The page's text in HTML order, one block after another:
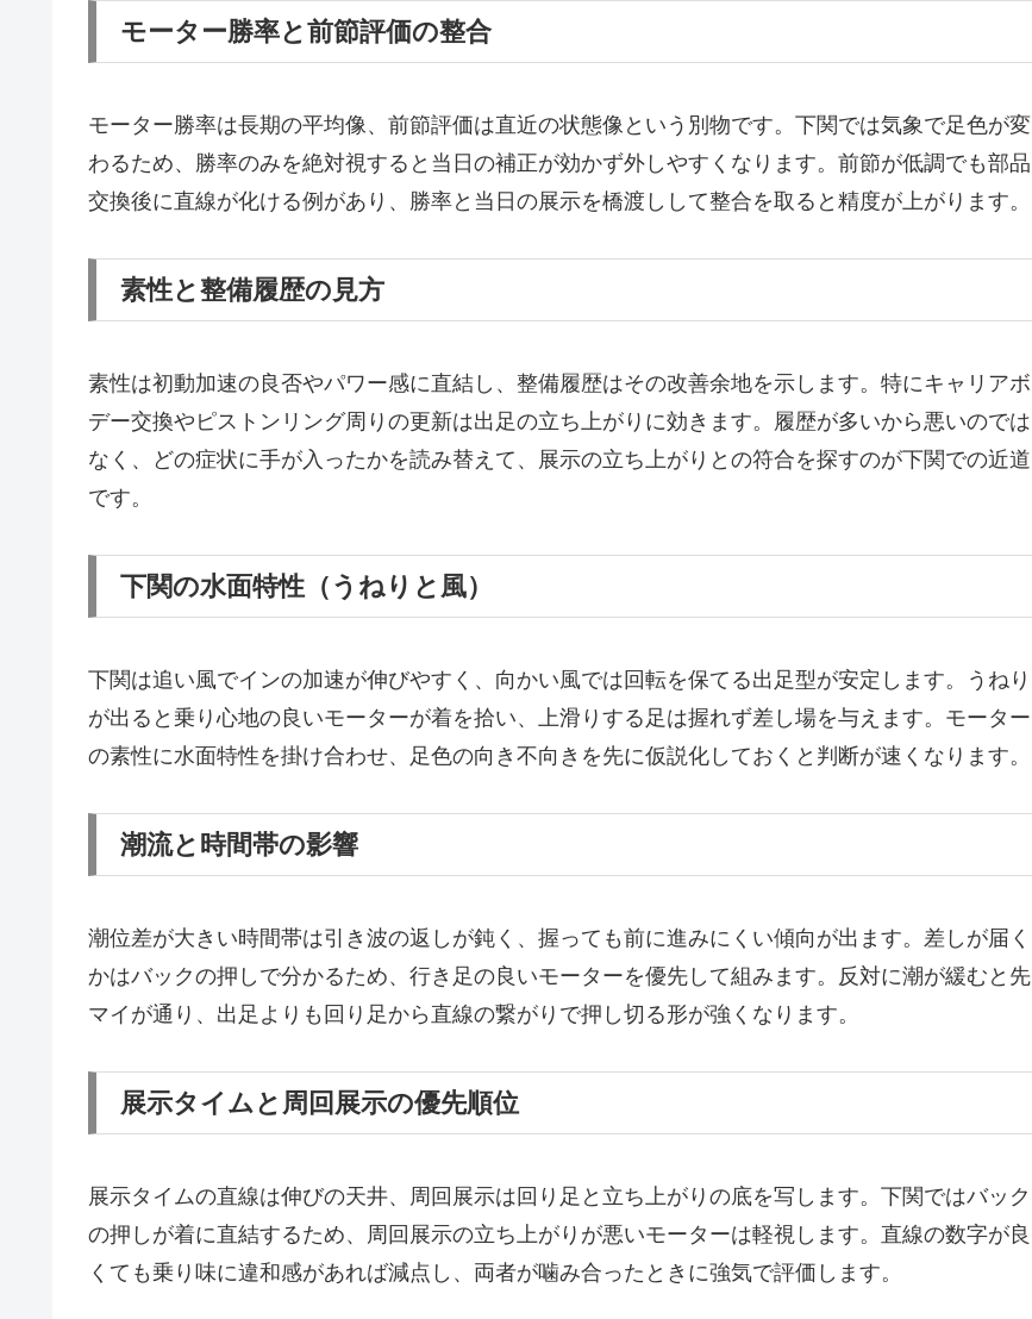
モーター勝率と前節評価の整合
モーター勝率は長期の平均像、前節評価は直近の状態像という別物です。下関では気象で足色が変
わるため、勝率のみを絶対視すると当日の補正が効かず外しやすくなります。前節が低調でも部品
交換後に直線が化ける例があり、勝率と当日の展示を橋渡しして整合を取ると精度が上がります。
素性と整備履歴の見方
素性は初動加速の良否やパワー感に直結し、整備履歴はその改善余地を示します。特にキャリアボ
デー交換やピストンリング周りの更新は出足の立ち上がりに効きます。履歴が多いから悪いのでは
なく、どの症状に手が入ったかを読み替えて、展示の立ち上がりとの符合を探すのが下関での近道
です。
下関の水面特性（うねりと風）
下関は追い風でインの加速が伸びやすく、向かい風では回転を保てる出足型が安定します。うねり
が出ると乗り心地の良いモーターが着を拾い、上滑りする足は握れず差し場を与えます。モーター
の素性に水面特性を掛け合わせ、足色の向き不向きを先に仮説化しておくと判断が速くなります。
潮流と時間帯の影響
潮位差が大きい時間帯は引き波の返しが鈍く、握っても前に進みにくい傾向が出ます。差しが届く
かはバックの押しで分かるため、行き足の良いモーターを優先して組みます。反対に潮が緩むと先
マイが通り、出足よりも回り足から直線の繋がりで押し切る形が強くなります。
展示タイムと周回展示の優先順位
展示タイムの直線は伸びの天井、周回展示は回り足と立ち上がりの底を写します。下関ではバック
の押しが着に直結するため、周回展示の立ち上がりが悪いモーターは軽視します。直線の数字が良
くても乗り味に違和感があれば減点し、両者が噛み合ったときに強気で評価します。